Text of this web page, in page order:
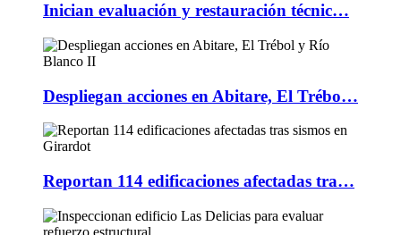
Inician evaluación y restauración técnic…
Despliegan acciones en Abitare, El Trébo…
Reportan 114 edificaciones afectadas tra…